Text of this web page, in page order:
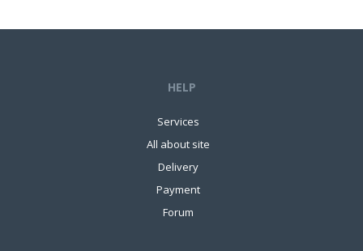
HELP
Services
All about site
Delivery
Payment
Forum